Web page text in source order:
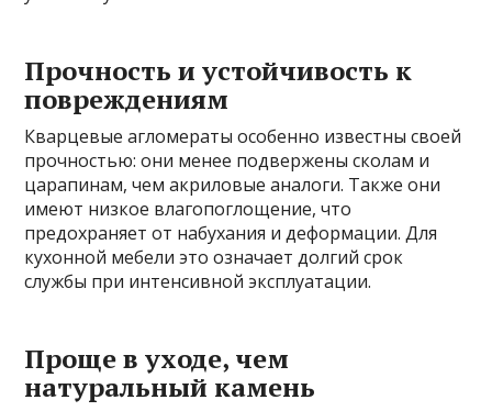
Прочность и устойчивость к
повреждениям
Кварцевые агломераты особенно известны своей
прочностью: они менее подвержены сколам и
царапинам, чем акриловые аналоги. Также они
имеют низкое влагопоглощение, что
предохраняет от набухания и деформации. Для
кухонной мебели это означает долгий срок
службы при интенсивной эксплуатации.
Проще в уходе, чем
натуральный камень